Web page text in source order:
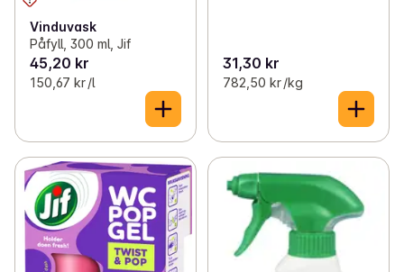
Vinduvask
Påfyll, 300 ml, Jif
45,20 kr
150,67 kr /l
31,30 kr
782,50 kr /kg